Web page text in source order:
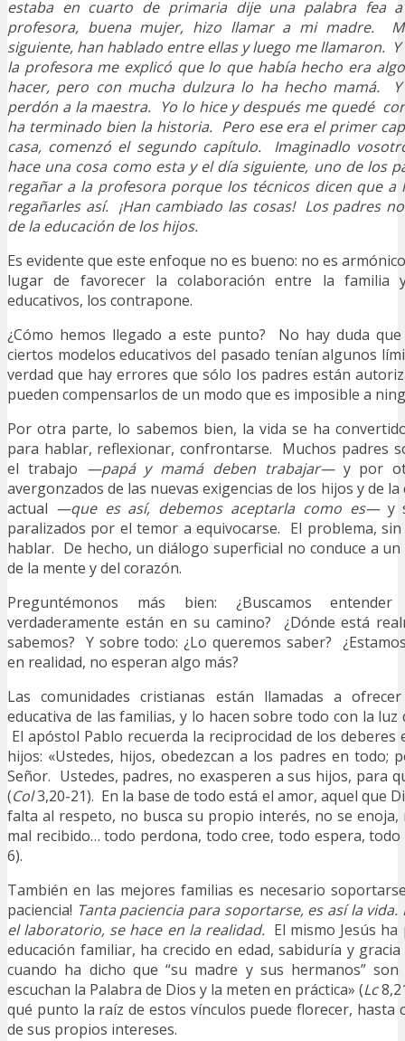
estaba en cuarto de primaria dije una palabra fea
profesora, buena mujer, hizo llamar a mi madre.
siguiente, han hablado entre ellas y luego me llamaron.
la profesora me explicó que lo que había hecho era
hacer, pero con mucha dulzura lo ha hecho mamá.
perdón a la maestra. Yo lo hice y después me quedé
ha terminado bien la historia. Pero ese era el primer
casa, comenzó el segundo capítulo. Imaginadlo
hace una cosa como esta y el día siguiente, uno de los
regañar a la profesora porque los técnicos dicen que a
regañarles así. ¡Han cambiado las cosas! Los padres
de la educación de los hijos.
Es evidente que este enfoque no es bueno: no es
lugar de favorecer la colaboración entre la familia
educativos, los contrapone.
¿Cómo hemos llegado a este punto? No hay duda
ciertos modelos educativos del pasado tenían algunos
verdad que hay errores que sólo los padres están
pueden compensarlos de un modo que es imposible a
Por otra parte, lo sabemos bien, la vida se ha
para hablar, reflexionar, confrontarse. Muchos padres
el trabajo —papá y mamá deben trabajar—y por
avergonzados de las nuevas exigencias de los hijos y de la
actual —que es así, debemos aceptarla como es—y
paralizados por el temor a equivocarse. El problema,
hablar. De hecho, un diálogo superficial no conduce a
de la mente y del corazón.
Preguntémonos más bien: ¿Buscamos
verdaderamente están en su camino? ¿Dónde está
sabemos? Y sobre todo: ¿Lo queremos saber?
en realidad, no esperan algo más?
Las comunidades cristianas están llamadas a
educativa de las familias, y lo hacen sobre todo con la luz
El apóstol Pablo recuerda la reciprocidad de los
hijos: «Ustedes, hijos, obedezcan a los padres en todo;
Señor. Ustedes, padres, no exasperen a sus hijos, para
(Col3,20-21). En la base de todo está el amor, aquel que
falta al respeto, no busca su propio interés, no se
mal recibido… todo perdona, todo cree, todo espera,
6).
También en las mejores familias es necesario
paciencia! Tanta paciencia para soportarse, es así la vida.
el laboratorio, se hace en la realidad.El mismo Jesús ha
educación familiar, ha crecido en edad, sabiduría y
cuando ha dicho que “su madre y sus hermanos”
escuchan la Palabra de Dios y la meten en práctica» (Lc
qué punto la raíz de estos vínculos puede florecer, hasta
de sus propios intereses.